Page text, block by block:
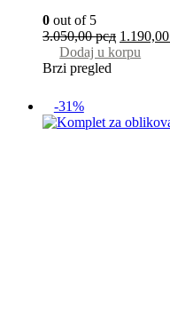
0 out of 5
3.050,00рсд 1.190,00
Dodaj u korpu
Brzi pregled
-31%